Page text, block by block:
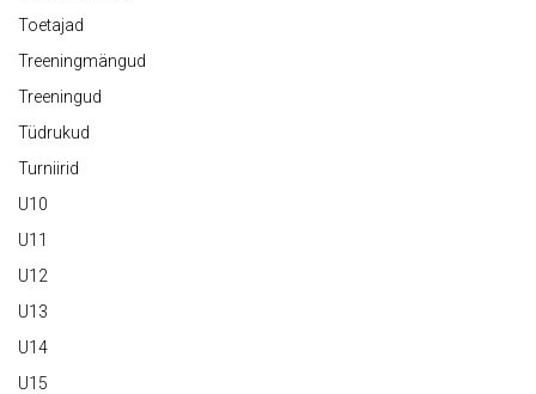
Toetajad
Treeningmängud
Treeningud
Tüdrukud
Turniirid
U10
U11
U12
U13
U14
U15